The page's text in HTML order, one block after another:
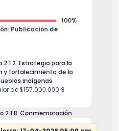
100%
Publicación de
Estrategia para la
y fortalecimiento de la
indígenas
de $157.000.000 $
2.1.8: Conmemoración
para el fomento de